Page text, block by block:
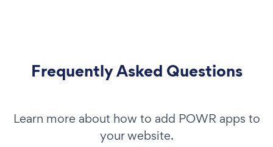
Frequently Asked Questions
Learn more about how to add POWR apps to
your website.